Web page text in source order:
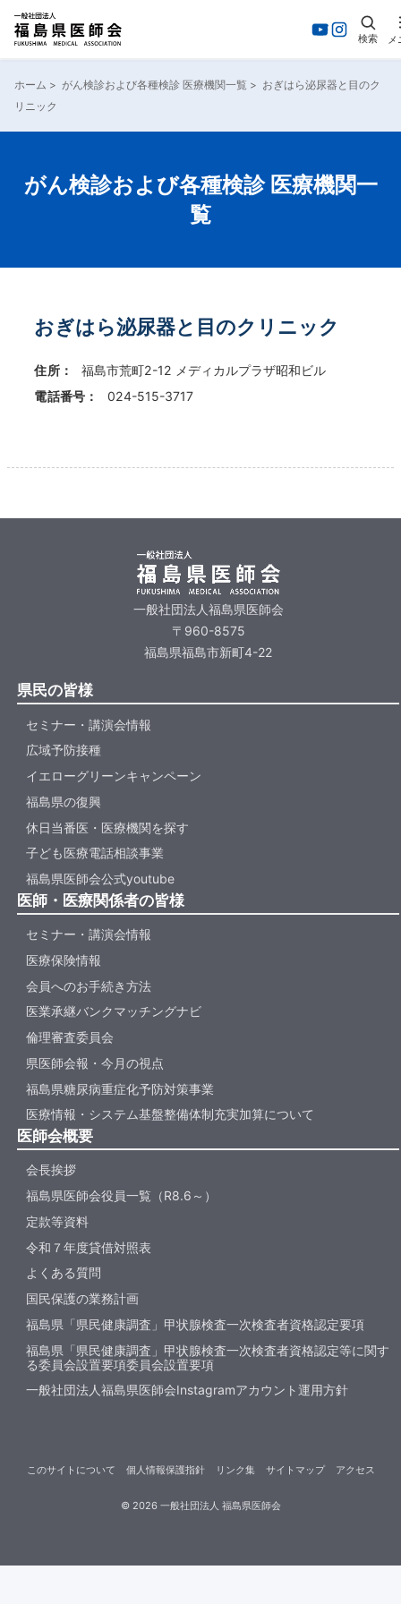
検索 メ
ホーム > がん検診および各種検診 医療機関一覧 > おぎはら泌尿器と目のク
リニック
がん検診および各種検診 医療機関一
覧
おぎはら泌尿器と目のクリニック
住所：
福島市荒町2-12 メディカルプラザ昭和ビル
電話番号：
024-515-3717
一般社団法人福島県医師会
〒960-8575
福島県福島市新町4-22
県民の皆様
セミナー・講演会情報
広域予防接種
イエローグリーンキャンペーン
福島県の復興
休日当番医・医療機関を探す
子ども医療電話相談事業
福島県医師会公式youtube
医師・医療関係者の皆様
セミナー・講演会情報
医療保険情報
会員へのお手続き方法
医業承継バンクマッチングナビ
倫理審査委員会
県医師会報・今月の視点
福島県糖尿病重症化予防対策事業
医療情報・システム基盤整備体制充実加算について
医師会概要
会長挨拶
福島県医師会役員一覧（R8.6～）
定款等資料
令和７年度貸借対照表
よくある質問
国民保護の業務計画
福島県「県民健康調査」甲状腺検査一次検査者資格認定要項
福島県「県民健康調査」甲状腺検査一次検査者資格認定等に関す
る委員会設置要項委員会設置要項
一般社団法人福島県医師会Instagramアカウント運用方針
© 2026一般社団法人 福島県医師会
このサイトについて 個人情報保護指針 リンク集 サイトマップ アクセス